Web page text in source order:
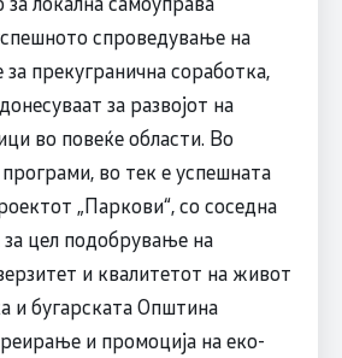
спроведување на
прекугранична соработка,
за развојот на
во повеќе области. Во
во тек е успешната
„Паркови“, со соседна
за цел подобрување на
и квалитетот на живот
и бугарската Општина
и промоција на еко-